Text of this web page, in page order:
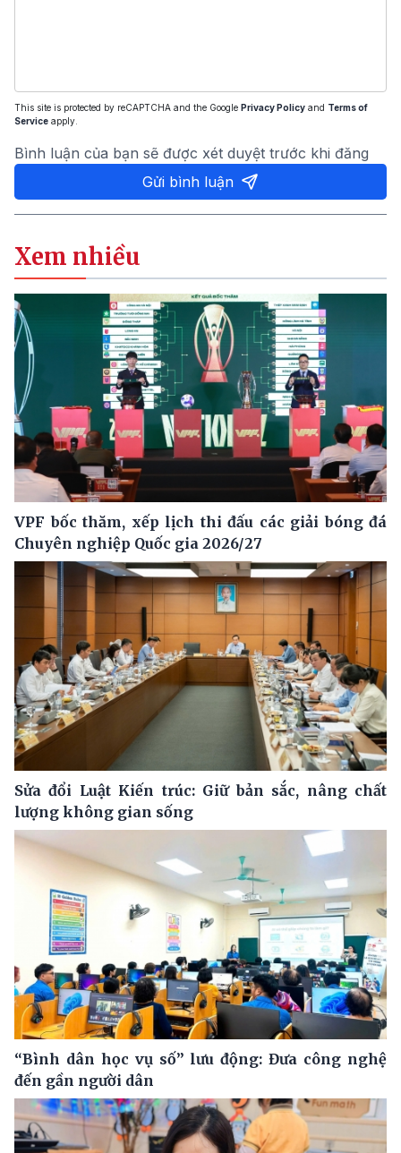
This site is protected by reCAPTCHA and the Google Privacy Policy and Terms of
Service apply.
Bình luận của bạn sẽ được xét duyệt trước khi đăng
Gửi bình luận
Xem nhiều
VPF bốc thăm, xếp lịch thi đấu các giải bóng đá
Chuyên nghiệp Quốc gia 2026/27
Sửa đổi Luật Kiến trúc: Giữ bản sắc, nâng chất
lượng không gian sống
“Bình dân học vụ số” lưu động: Đưa công nghệ
đến gần người dân